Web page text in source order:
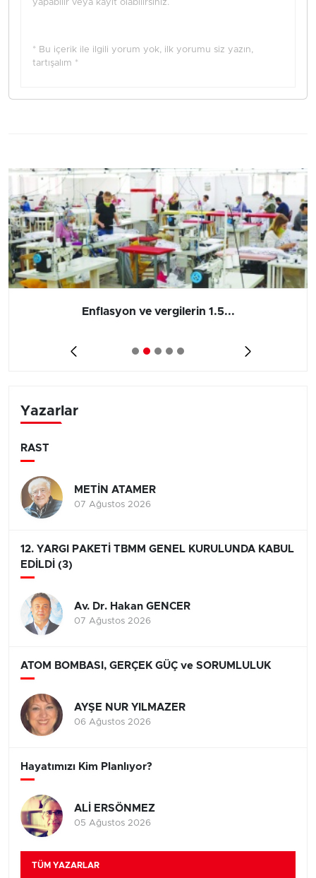
yapabilir veya kayıt olabilirsiniz.
* Bu içerik ile ilgili yorum yok, ilk yorumu siz yazın,
tartışalım *
Enflasyon ve vergilerin 1.5...
Yazarlar
RAST
METİN ATAMER
07 Ağustos 2026
12. YARGI PAKETİ TBMM GENEL KURULUNDA KABUL
EDİLDİ (3)
Av. Dr. Hakan GENCER
07 Ağustos 2026
ATOM BOMBASI, GERÇEK GÜÇ ve SORUMLULUK
AYŞE NUR YILMAZER
06 Ağustos 2026
Hayatımızı Kim Planlıyor?
ALİ ERSÖNMEZ
05 Ağustos 2026
TÜM YAZARLAR